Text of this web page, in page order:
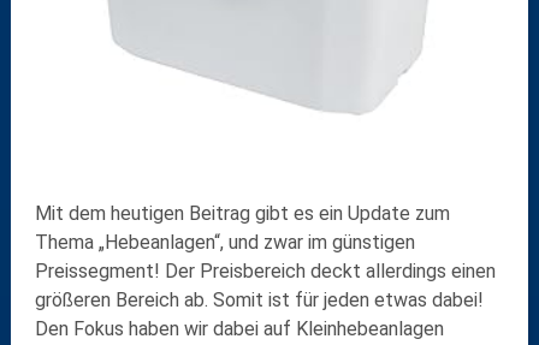
Mit dem heutigen Beitrag gibt es ein Update zum
Thema „Hebeanlagen“, und zwar im günstigen
Preissegment! Der Preisbereich deckt allerdings einen
größeren Bereich ab. Somit ist für jeden etwas dabei!
Den Fokus haben wir dabei auf Kleinhebeanlagen